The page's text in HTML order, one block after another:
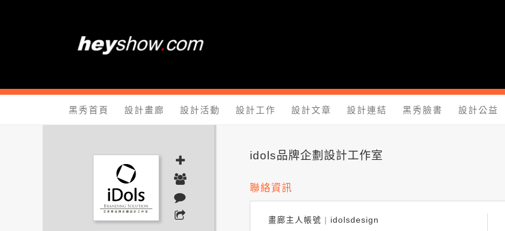
黑秀首頁 設計畫廊 設計活動 設計工作 設計文章 設計連結 黑秀臉書 設計公益
idols品牌企劃設計工作室
聯絡資訊
畫廊主人帳號
idolsdesign